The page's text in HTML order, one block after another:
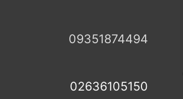
09351874494
02636105150